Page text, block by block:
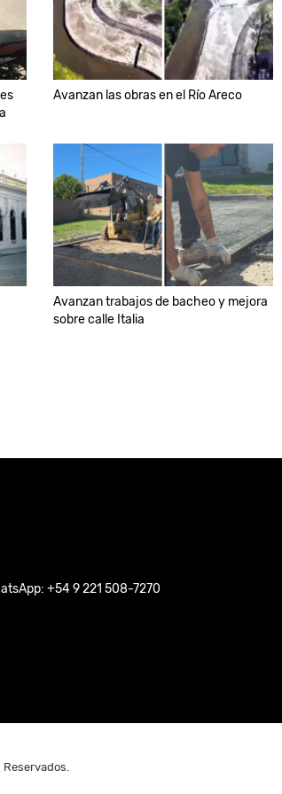
Avanzan las obras en el Río Areco
Avanzan trabajos de bacheo y mejora
sobre calle Italia
+54 9 221 508-7270